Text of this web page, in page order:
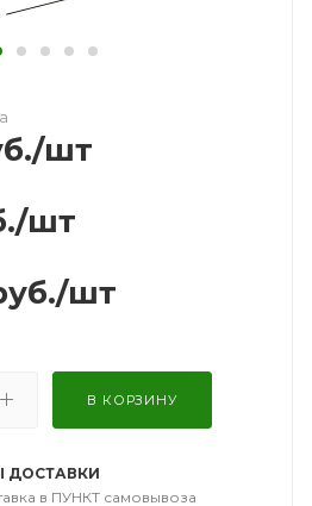
/шт
/шт
/шт
В КОРЗИНУ
ДОСТАВКИ
в ПУНКТ самовывоза